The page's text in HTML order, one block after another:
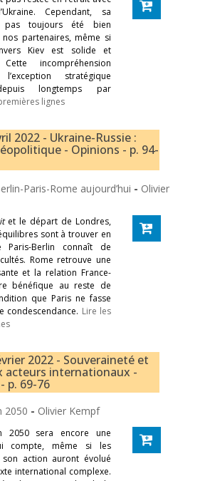
Cependant, sa
pas toujours été bien
partenaires, même si
Kiev est solide et
Cette incompréhension
stratégique
longtemps par
lignes
2022 - Ukraine-Russie :
- Opinions - p. 94-
Paris-Rome aujourd’hui - Olivier
et le départ de Londres,
sont à trouver en
Paris-Berlin connaît de
Rome retrouve une
et la relation France-
bénéfique au reste de
que Paris ne fasse
condescendance. Lire les
2022 - Souveraineté et
acteurs internationaux -
p. 69-76
2050 - Olivier Kempf
2050 sera encore une
compte, même si les
action auront évolué
international complexe.